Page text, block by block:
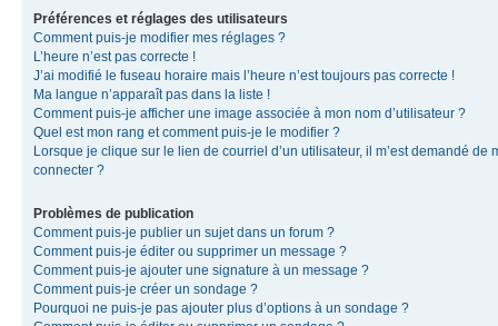
Préférences et réglages des utilisateurs
Comment puis-je modifier mes réglages ?
L’heure n’est pas correcte !
J’ai modifié le fuseau horaire mais l’heure n’est toujours pas correcte !
Ma langue n’apparaît pas dans la liste !
Comment puis-je afficher une image associée à mon nom d’utilisateur ?
Quel est mon rang et comment puis-je le modifier ?
Lorsque je clique sur le lien de courriel d’un utilisateur, il m’est demandé de
connecter ?
Problèmes de publication
Comment puis-je publier un sujet dans un forum ?
Comment puis-je éditer ou supprimer un message ?
Comment puis-je ajouter une signature à un message ?
Comment puis-je créer un sondage ?
Pourquoi ne puis-je pas ajouter plus d’options à un sondage ?